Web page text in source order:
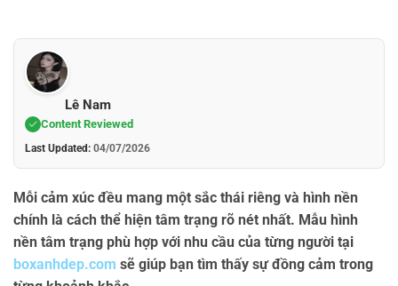
Lê Nam
Content Reviewed
Last Updated: 04/07/2026
Mỗi cảm xúc đều mang một sắc thái riêng và hình nền
chính là cách thể hiện tâm trạng rõ nét nhất. Mẫu hình
nền tâm trạng phù hợp với nhu cầu của từng người tại
boxanhdep.com sẽ giúp bạn tìm thấy sự đồng cảm trong